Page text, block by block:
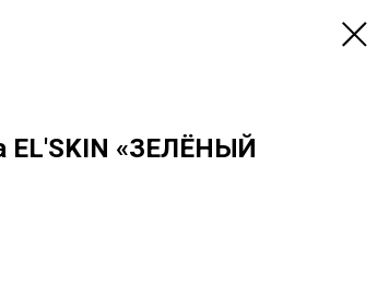
EL'SKIN «ЗЕЛЁНЫЙ